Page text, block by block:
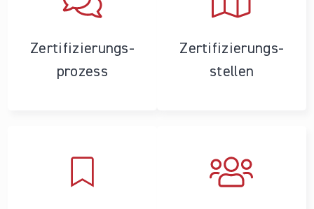
Zertifizierungs­
prozess
Zertifizierungs­
stellen